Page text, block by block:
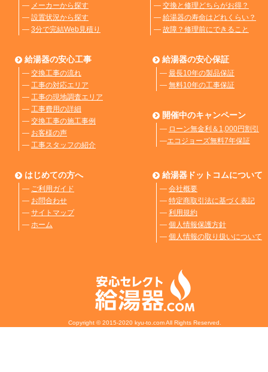
― メーカーから探す
― 設置状況から探す
― 3分で完結Web見積り
― 交換と修理どちらがお得？
― 給湯器の寿命はどれくらい？
― 故障？修理前にできること
給湯器の安心工事
― 交換工事の流れ
― 工事の対応エリア
― 工事の現地調査エリア
― 工事費用の詳細
― 交換工事の施工事例
― お客様の声
― 工事スタッフの紹介
給湯器の安心保証
― 最長10年の製品保証
― 無料10年の工事保証
開催中のキャンペーン
― ローン無金利＆1,000円割引
―エコジョーズ無料7年保証
はじめての方へ
― ご利用ガイド
― お問合わせ
― サイトマップ
― ホーム
給湯器ドットコムについて
― 会社概要
― 特定商取引法に基づく表記
― 利用規約
― 個人情報保護方針
― 個人情報の取り扱いについて
Copyright © 2015-2020 kyu-to.com All Rights Reserved.